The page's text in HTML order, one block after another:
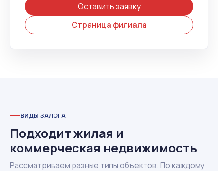
Оставить заявку
Страница филиала
ВИДЫ ЗАЛОГА
Подходит жилая и
коммерческая недвижимость
Рассматриваем разные типы объектов. По каждому